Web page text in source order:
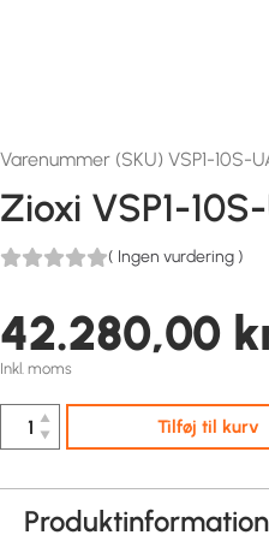
Varenummer (SKU) VSP1-10S-
Zioxi VSP1-
( Ingen vurdering )
42.280,00
Inkl. moms
▲
▼
Tilføj til kurv
Produktinformation